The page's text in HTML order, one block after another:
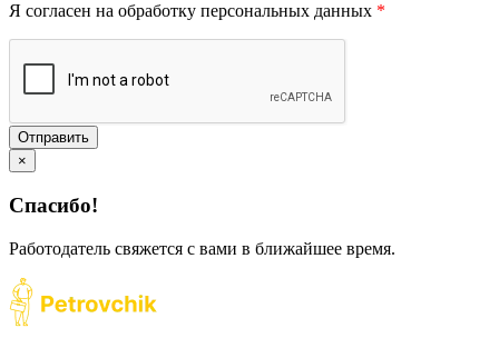
Я согласен на обработку персональных данных *
Отправить
×
Спасибо!
Работодатель свяжется с вами в ближайшее время.